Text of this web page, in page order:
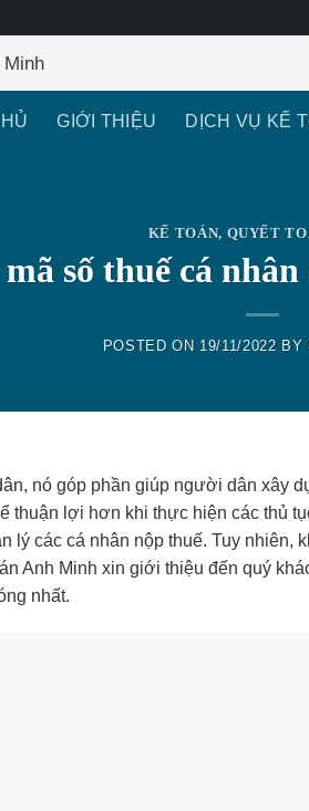
Minh
GIỚI THIỆU DỊCH VỤ KẾ
KẾ TOÁN, QUYẾT
số thuế cá
POSTED ON 19/11/2022 BY
nó góp phần giúp người dân xây
thuận lợi hơn khi thực hiện các thủ
lý các cá nhân nộp thuế. Tuy nhiên,
Anh Minh xin giới thiệu đến quý
nhất.